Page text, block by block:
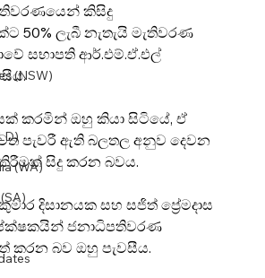
(NSW)
(WA)
කිසිදු
50% ලැබී නැතැයි මැතිවරණ
සභාපති ආර්.එම්.ඒ.එල්
කරමින් ඔහු කියා සිටියේ, ඒ
පැවරී ඇති බලතල අනුව දෙවන
සිදු කරන බවය.
දිසානයක සහ සජිත් ප්‍රේමදාස
ජනාධිපතිවරණ
කරන බව ඔහු පැවසීය.